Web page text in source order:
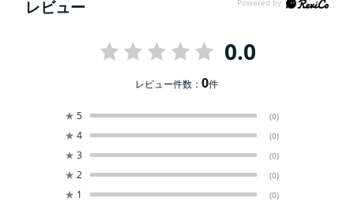
レビュー
0.0
レビュー件数：0件
★ 5 (0)
★ 4 (0)
★ 3 (0)
★ 2 (0)
★ 1 (0)